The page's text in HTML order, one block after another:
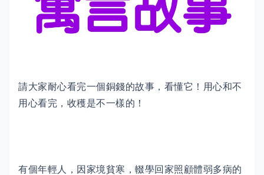
請大家耐心看完一個銅錢的故事，看懂它！用心和不
用心看完，收穫是不一樣的！
有個年輕人，因家境貧寒，輟學回家照顧體弱多病的